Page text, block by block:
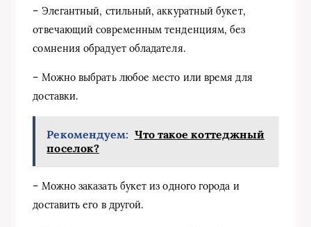
– Элегантный, стильный, аккуратный букет,
отвечающий современным тенденциям, без
сомнения обрадует обладателя.
– Можно выбрать любое место или время для
доставки.
Рекомендуем: Что такое коттеджный
поселок?
– Можно заказать букет из одного города и
доставить его в другой.